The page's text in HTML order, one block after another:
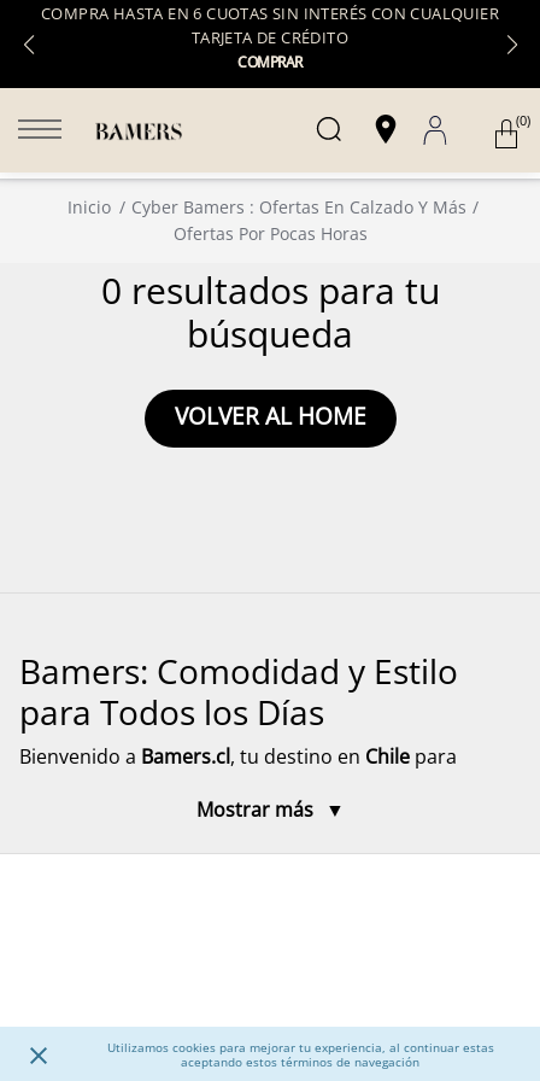
COMPRA HASTA EN 6 CUOTAS SIN INTERÉS CON CUALQUIER
TARJETA DE CRÉDITO
COMPRAR
Utilizamos cookies para mejorar tu experiencia, al continuar estas
aceptando estos términos de navegación
(0)
Inicio
Cyber Bamers : Ofertas En Calzado Y Más
Ofertas Por Pocas Horas
0 resultados para tu
búsqueda
VOLVER AL HOME
Bamers: Comodidad y Estilo
para Todos los Días
Bienvenido a Bamers.cl, tu destino en Chile para
toda la familia. Aquí encontrarás modelos pensados
Calzado para Mujer
Mostrar más